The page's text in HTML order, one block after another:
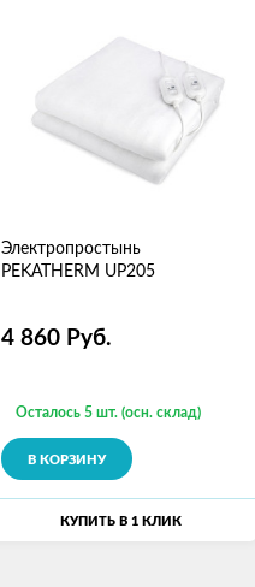
Электропростынь
PEKATHERM UP205
4 860 Руб.
Осталось 5 шт. (осн. склад)
В КОРЗИНУ
КУПИТЬ В 1 КЛИК